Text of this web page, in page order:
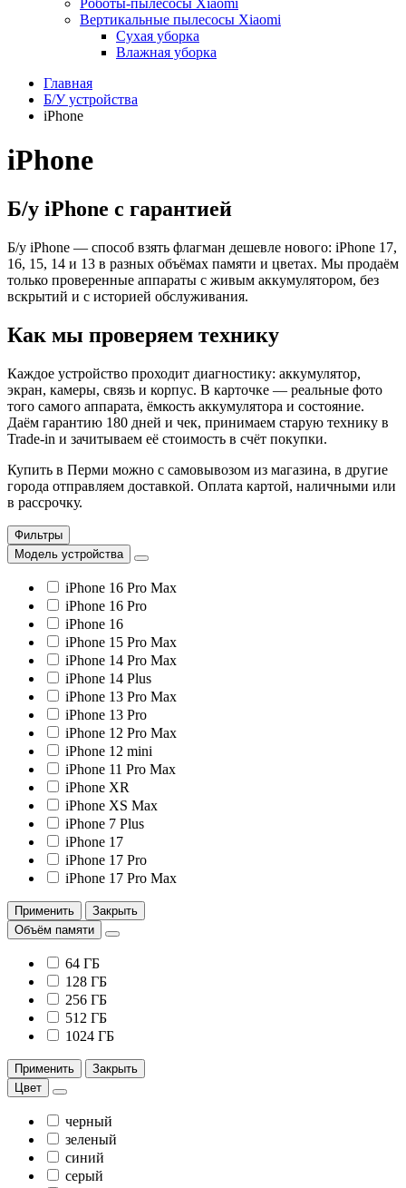
Роботы-пылесосы Xiaomi
Вертикальные пылесосы Xiaomi
Сухая уборка
Влажная уборка
Главная
Б/У устройства
iPhone
iPhone
Б/у iPhone с гарантией
Б/у iPhone — способ взять флагман дешевле нового: iPhone 17,
16, 15, 14 и 13 в разных объёмах памяти и цветах. Мы продаём
только проверенные аппараты с живым аккумулятором, без
вскрытий и с историей обслуживания.
Как мы проверяем технику
Каждое устройство проходит диагностику: аккумулятор,
экран, камеры, связь и корпус. В карточке — реальные фото
того самого аппарата, ёмкость аккумулятора и состояние.
Даём гарантию 180 дней и чек, принимаем старую технику в
Trade-in и зачитываем её стоимость в счёт покупки.
Купить в Перми можно с самовывозом из магазина, в другие
города отправляем доставкой. Оплата картой, наличными или
в рассрочку.
Фильтры
Модель устройства
iPhone 16 Pro Max
iPhone 16 Pro
iPhone 16
iPhone 15 Pro Max
iPhone 14 Pro Max
iPhone 14 Plus
iPhone 13 Pro Max
iPhone 13 Pro
iPhone 12 Pro Max
iPhone 12 mini
iPhone 11 Pro Max
iPhone XR
iPhone XS Max
iPhone 7 Plus
iPhone 17
iPhone 17 Pro
iPhone 17 Pro Max
Применить
Закрыть
Объём памяти
64 ГБ
128 ГБ
256 ГБ
512 ГБ
1024 ГБ
Применить
Закрыть
Цвет
черный
зеленый
синий
серый